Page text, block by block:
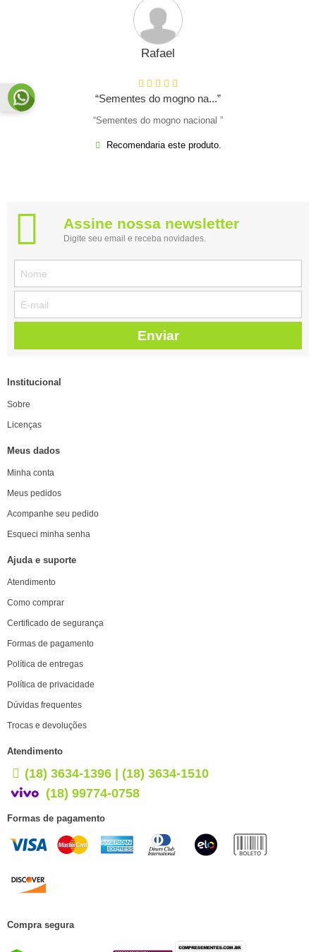
Rafael
“Sementes do mogno na...”
“Sementes do mogno nacional ”
Recomendaria este produto.
Assine nossa newsletter
Digite seu email e receba novidades.
Enviar
Institucional
Sobre
Licenças
Meus dados
Minha conta
Meus pedidos
Acompanhe seu pedido
Esqueci minha senha
Ajuda e suporte
Atendimento
Como comprar
Certificado de segurança
Formas de pagamento
Política de entregas
Política de privacidade
Dúvidas frequentes
Trocas e devoluções
Atendimento
(18) 3634-1396 | (18) 3634-1510
(18) 99774-0758
Formas de pagamento
Compra segura